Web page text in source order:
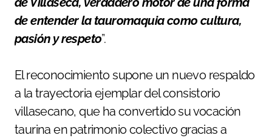
de entender la tauromaquia como cultura,
pasión y respeto”.
El reconocimiento supone un nuevo respaldo
a la trayectoria ejemplar del consistorio
villasecano, que ha convertido su vocación
taurina en patrimonio colectivo gracias a